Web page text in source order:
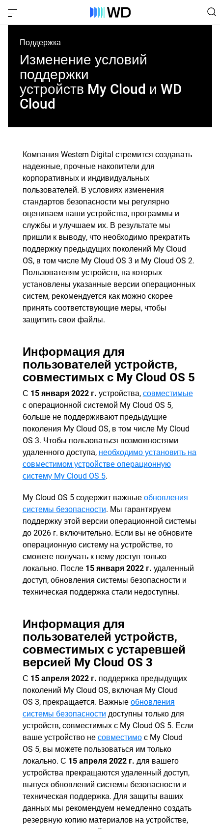
Поддержка
Изменение условий
поддержки
устройств My Cloud и WD
Cloud
Компания Western Digital стремится создавать
надежные, прочные накопители для
корпоративных и индивидуальных
пользователей. В условиях изменения
стандартов безопасности мы регулярно
оцениваем наши устройства, программы и
службы и улучшаем их. В результате мы
пришли к выводу, что необходимо прекратить
поддержку предыдущих поколений My Cloud
OS, в том числе My Cloud OS 3 и My Cloud OS 2.
Пользователям устройств, на которых
установлены указанные версии операционных
систем, рекомендуется как можно скорее
принять соответствующие меры, чтобы
защитить свои файлы.
Информация для
пользователей устройств,
совместимых с My Cloud OS 5
С 15 января 2022 г. устройства, совместимые
с операционной системой My Cloud OS 5,
больше не поддерживают предыдущие
поколения My Cloud OS, в том числе My Cloud
OS 3. Чтобы пользоваться возможностями
удаленного доступа, необходимо установить на
совместимом устройстве операционную
систему My Cloud OS 5.
My Cloud OS 5 содержит важные обновления
системы безопасности. Мы гарантируем
поддержку этой версии операционной системы
до 2026 г. включительно. Если вы не обновите
операционную систему на устройстве, то
сможете получать к нему доступ только
локально. После 15 января 2022 г. удаленный
доступ, обновления системы безопасности и
техническая поддержка стали недоступны.
Информация для
пользователей устройств,
совместимых с устаревшей
версией My Cloud OS 3
С 15 апреля 2022 г. поддержка предыдущих
поколений My Cloud OS, включая My Cloud
OS 3, прекращается. Важные обновления
системы безопасности доступны только для
устройств, совместимых с My Cloud OS 5. Если
ваше устройство не совместимос My Cloud
OS 5, вы можете пользоваться им только
локально. С 15 апреля 2022 г. для вашего
устройства прекращаются удаленный доступ,
выпуск обновлений системы безопасности и
техническая поддержка. Для защиты ваших
данных мы рекомендуем немедленно создать
резервную копию материалов на устройстве,